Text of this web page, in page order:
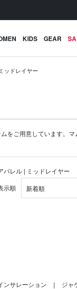
KIDS GEAR
ミッドレイヤー
をご用意しています。
パレル | ミッドレイヤー
示順
ンサレーション ジャ